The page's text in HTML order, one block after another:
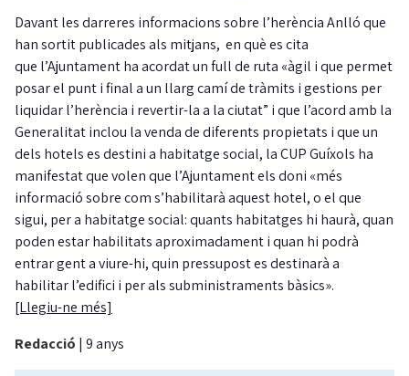
Davant les darreres informacions sobre l’herència Anlló que
han sortit publicades als mitjans, en què es cita
que l’Ajuntament ha acordat un full de ruta «àgil i que permet
posar el punt i final a un llarg camí de tràmits i gestions per
liquidar l’herència i revertir-la a la ciutat” i que l’acord amb la
Generalitat inclou la venda de diferents propietats i que un
dels hotels es destini a habitatge social, la CUP Guíxols ha
manifestat que volen que l’Ajuntament els doni «més
informació sobre com s’habilitarà aquest hotel, o el que
sigui, per a habitatge social: quants habitatges hi haurà, quan
poden estar habilitats aproximadament i quan hi podrà
entrar gent a viure-hi, quin pressupost es destinarà a
habilitar l’edifici i per als subministraments bàsics».
[Llegiu-ne més]
Redacció | 9 anys